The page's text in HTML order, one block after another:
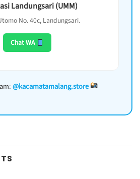
Landungsari (UMM)
No. 40c, Landungsari.
Chat WA
@kacamatamalang.store